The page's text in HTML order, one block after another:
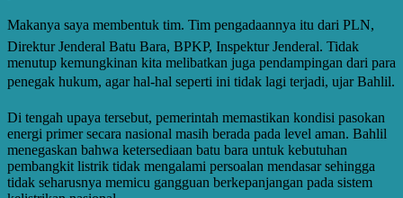
Makanya saya membentuk tim. Tim pengadaannya itu dari PLN,
Direktur Jenderal Batu Bara, BPKP, Inspektur Jenderal. Tidak
menutup kemungkinan kita melibatkan juga pendampingan dari para
penegak hukum, agar hal-hal seperti ini tidak lagi terjadi, ujar Bahlil.
Di tengah upaya tersebut, pemerintah memastikan kondisi pasokan
energi primer secara nasional masih berada pada level aman. Bahlil
menegaskan bahwa ketersediaan batu bara untuk kebutuhan
pembangkit listrik tidak mengalami persoalan mendasar sehingga
tidak seharusnya memicu gangguan berkepanjangan pada sistem